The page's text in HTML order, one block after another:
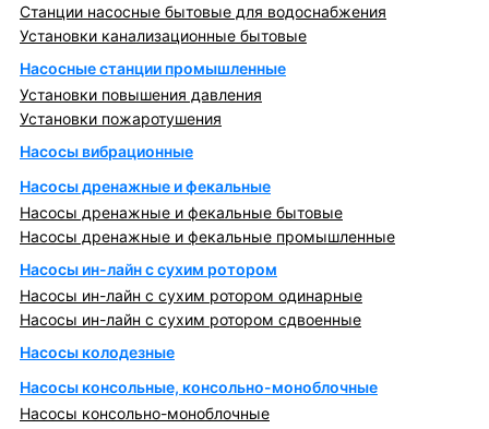
Станции насосные бытовые для водоснабжения
Установки канализационные бытовые
Насосные станции промышленные
Установки повышения давления
Установки пожаротушения
Насосы вибрационные
Насосы дренажные и фекальные
Насосы дренажные и фекальные бытовые
Насосы дренажные и фекальные промышленные
Насосы ин-лайн с сухим ротором
Насосы ин-лайн с сухим ротором одинарные
Насосы ин-лайн с сухим ротором сдвоенные
Насосы колодезные
Насосы консольные, консольно-моноблочные
Насосы консольно-моноблочные